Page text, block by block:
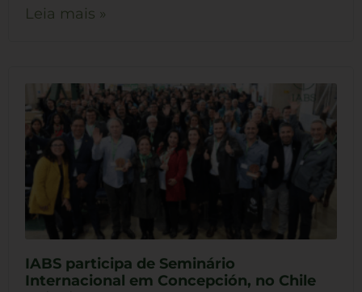
Leia mais »
IABS participa de Seminário
Internacional em Concepción, no Chile